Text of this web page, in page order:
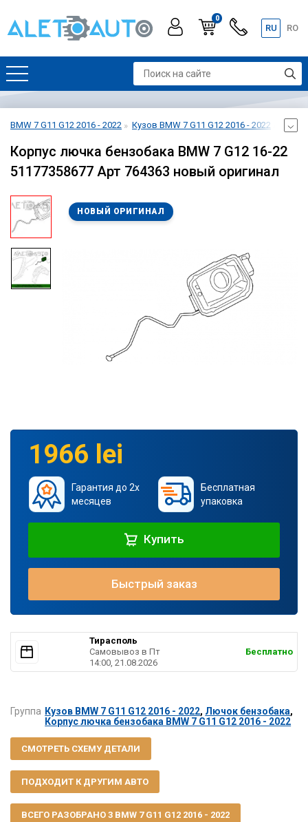
0
RU RO
BMW 7 G11 G12 2016 - 2022 Кузов BMW 7 G11 G12 2016 - 2022
Корпус лючка бензобака BMW 7 G12 16-22
51177358677 Арт 764363 новый оригинал
НОВЫЙ ОРИГИНАЛ
1966 lei
Гарантия до 2х
месяцев
Бесплатная
упаковка
Купить
Быстрый заказ
Тирасполь
Самовывоз в Пт
14:00, 21.08.2026
Бесплатно
Группа Кузов BMW 7 G11 G12 2016 - 2022, Лючок бензобака,
Корпус лючка бензобака BMW 7 G11 G12 2016 - 2022
СМОТРЕТЬ СХЕМУ ДЕТАЛИ
ПОДХОДИТ К ДРУГИМ АВТО
ВСЕГО РАЗОБРАНО 3 BMW 7 G11 G12 2016 - 2022